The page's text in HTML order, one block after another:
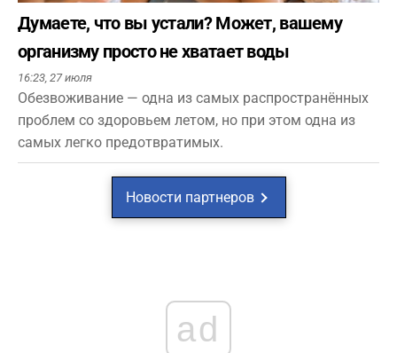
Думаете, что вы устали? Может, вашему
организму просто не хватает воды
16:23, 27 июля
Обезвоживание — одна из самых распространённых
проблем со здоровьем летом, но при этом одна из
самых легко предотвратимых.
Новости партнеров
ad